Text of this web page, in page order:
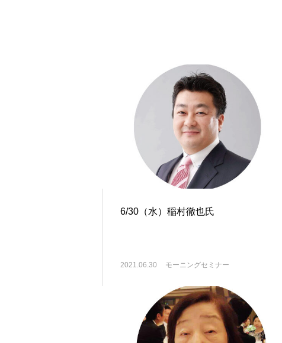
6/30（水）稲村徹也氏
2021.06.30 モーニングセミナー